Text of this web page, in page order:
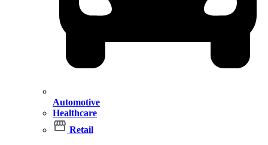
Automotive
Healthcare
Retail